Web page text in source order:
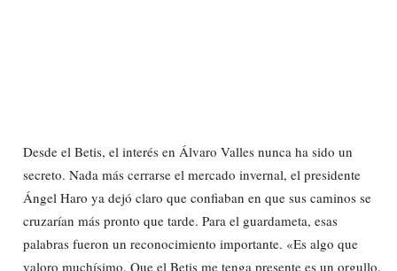
Desde el Betis, el interés en Álvaro Valles nunca ha sido un
secreto. Nada más cerrarse el mercado invernal, el presidente
Ángel Haro ya dejó claro que confiaban en que sus caminos se
cruzarían más pronto que tarde. Para el guardameta, esas
palabras fueron un reconocimiento importante. «Es algo que
valoro muchísimo. Que el Betis me tenga presente es un orgullo.